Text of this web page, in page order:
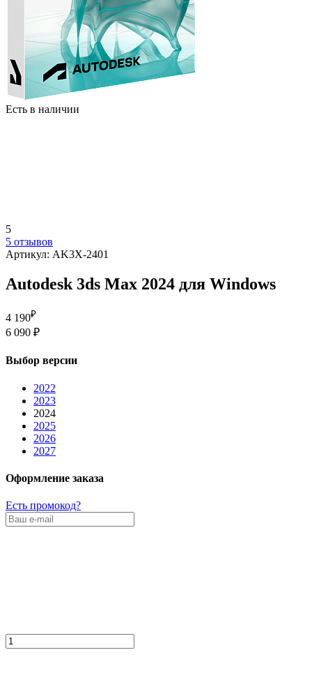
Есть в наличии
5
5 отзывов
Артикул: AK3X-2401
Autodesk 3ds Max 2024 для Windows
4 190₽
6 090 ₽
Выбор версии
2022
2023
2024
2025
2026
2027
Оформление заказа
Есть промокод?